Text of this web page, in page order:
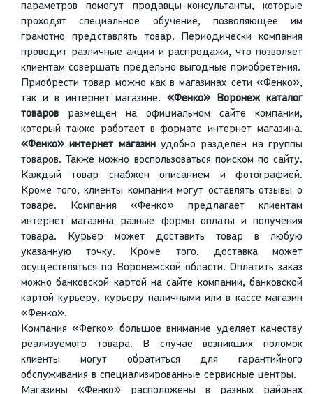
параметров помогут продавцы-консультанты, которые
проходят специальное обучение, позволяющее им
грамотно представлять товар. Периодически компания
проводит различные акции и распродажи, что позволяет
клиентам совершать предельно выгодные приобретения.
Приобрести товар можно как в магазинах сети «Фенко»,
так и в интернет магазине.«Фенко» Воронеж каталог
товаров размещен на официальном сайте компании,
который также работает в формате интернет магазина.
«Фенко» интернет магазинудобно разделен на группы
товаров. Также можно воспользоваться поиском по сайту.
Каждый товар снабжен описанием и фотографией.
Кроме того, клиенты компании могут оставлять отзывы о
товаре. Компания «Фенко» предлагает клиентам
интернет магазина разные формы оплаты и получения
товара. Курьер может доставить товар в любую
указанную точку. Кроме того, доставка может
осуществляться по Воронежской области. Оплатить заказ
можно банковской картой на сайте компании, банковской
картой курьеру, курьеру наличными или в кассе магазин
«Фенко».
Компания «Фегко» большое внимание уделяет качеству
реализуемого товара. В случае возникших поломок
клиенты могут обратиться для гарантийного
обслуживания в специализированные сервисные центры.
Магазины «Фенко» расположены в разных районах